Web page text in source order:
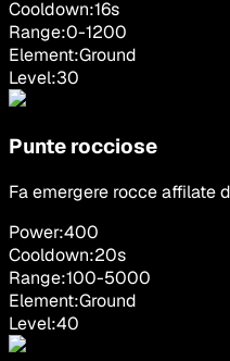
Cooldown:16s
Range:0-1200
Element:Ground
Level:30
Punte rocciose
Fa emergere rocce affilate
Power:400
Cooldown:20s
Range:100-5000
Element:Ground
Level:40